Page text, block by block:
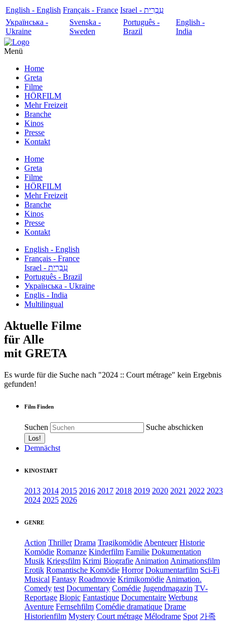
English - English Français - France
עִבְרִית - Israel
Українська -
Ukraine
Svenska -
Sweden
Português -
Brazil
English -
India
Menü
Home
Greta
Filme
HÖRFILM
Mehr Freizeit
Branche
Kinos
Presse
Kontakt
Home
Greta
Filme
HÖRFILM
Mehr Freizeit
Branche
Kinos
Presse
Kontakt
English - English
Français - France
עִבְרִית - Israel
Português - Brazil
Українська - Ukraine
Englis - India
Multilingual
Aktuelle Filme
für Alle
mit GRETA
Es wurde für die Suche nach "2024 :: Court métrage" kein Ergebnis
gefunden!
Film Finden
Suchen Suche abschicken
Demnächst
KINOSTART
2013 2014 2015 2016 2017 2018 2019 2020 2021 2022 2023
2024 2025 2026
GENRE
Action Thriller Drama Tragikomödie Abenteuer Historie
Komödie Romanze Kinderfilm Familie Dokumentation
Musik Kriegsfilm Krimi Biografie Animation Animationsfilm
Erotik Romantische Komödie Horror Dokumentarfilm Sci-Fi
Musical Fantasy Roadmovie Krimikomödie Animation.
Comedy test Documentary Comédie Jugendmagazin TV-
Reportage Biopic Fantastique Documentaire Werbung
Aventure Fernsehfilm Comédie dramatique Drame
Historienfilm Mystery Court métrage Mélodrame Spot 가족